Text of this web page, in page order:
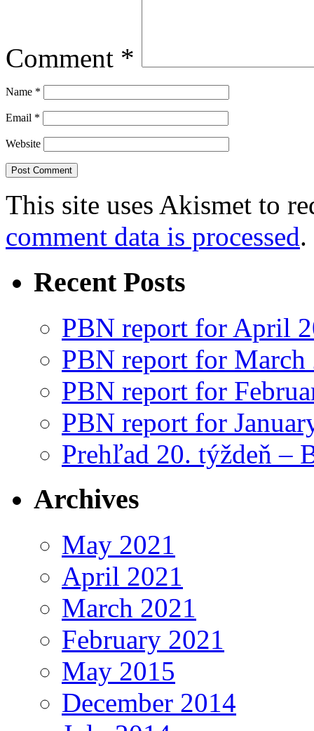
Comment *
Name *
Email *
Website
This site uses Akismet to
comment data is processed.
Recent Posts
PBN report for April
PBN report for March
PBN report for
PBN report for
Prehľad 20. týždeň –
Archives
May 2021
April 2021
March 2021
February 2021
May 2015
December 2014